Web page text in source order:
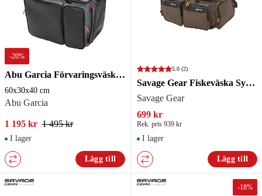
-20%
Abu Garcia Förvaringsväska Beast Pro Big Boat Bag 60x30x40 cm
60x30x40 cm
Abu Garcia
1 195 kr 1 495 kr
I lager
Lägg till
5.0 (2)
Savage Gear Fiskeväska System Carryall XL 62X44X29Cm 53L
Savage Gear
699 kr
Rek. pris 939 kr
I lager
Lägg till
-18%